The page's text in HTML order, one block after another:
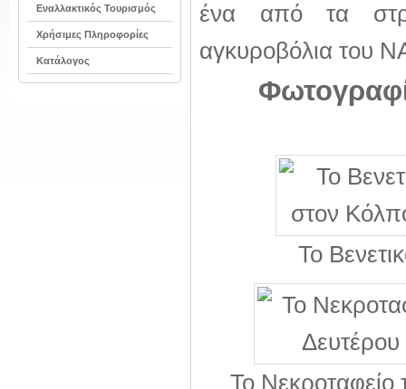
Εναλλακτικός Τουρισμός
Χρήσιμες Πληροφορίες
Κατάλογος
ένα από τα
αγκυροβόλια του
Το
Το